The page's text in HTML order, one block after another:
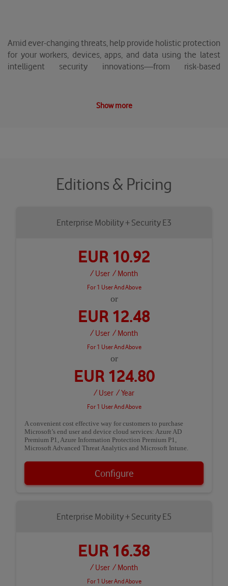
Amid ever-changing threats, help provide holistic protection
for your workers, devices, apps, and data using the latest
intelligent security innovations—from risk-based
Show more
Editions & Pricing
Enterprise Mobility + Security E3
EUR 10.92
/ User / Month
For 1 User And Above
or
EUR 12.48
/ User / Month
For 1 User And Above
or
EUR 124.80
/ User / Year
For 1 User And Above
A convenient cost effective way for customers to purchase
Microsoft’s end user and device cloud services: Azure AD
Premium P1, Azure Information Protection Premium P1,
Microsoft Advanced Threat Analytics and Microsoft Intune.
Configure
Enterprise Mobility + Security E5
EUR 16.38
/ User / Month
For 1 User And Above